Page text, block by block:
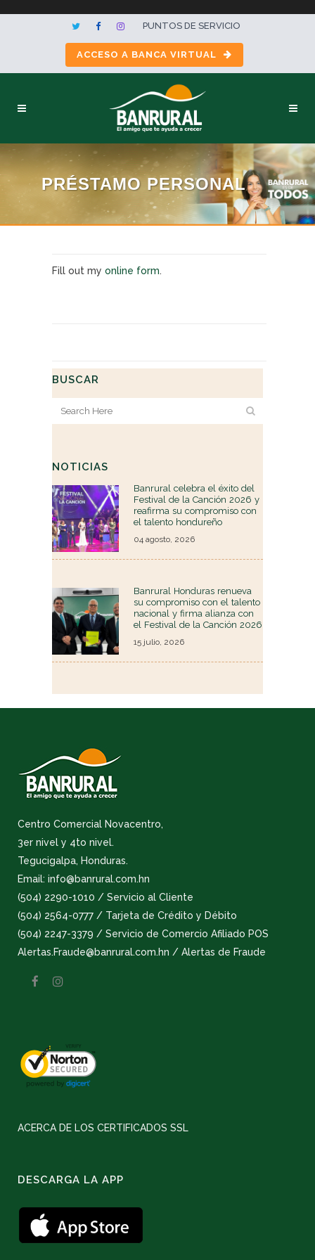
PUNTOS DE SERVICIO
ACCESO A BANCA VIRTUAL
PRÉSTAMO PERSONAL
Fill out my online form.
BUSCAR
NOTICIAS
Banrural celebra el éxito del
Festival de la Canción 2026 y
reafirma su compromiso con
el talento hondureño
04 agosto, 2026
Banrural Honduras renueva
su compromiso con el talento
nacional y firma alianza con
el Festival de la Canción 2026
15 julio, 2026
Centro Comercial Novacentro,
3er nivel y 4to nivel.
Tegucigalpa, Honduras.
Email: info@banrural.com.hn
(504) 2290-1010 / Servicio al Cliente
(504) 2564-0777 / Tarjeta de Crédito y Débito
(504) 2247-3379 / Servicio de Comercio Afiliado POS
Alertas.Fraude@banrural.com.hn / Alertas de Fraude
ACERCA DE LOS CERTIFICADOS SSL
DESCARGA LA APP